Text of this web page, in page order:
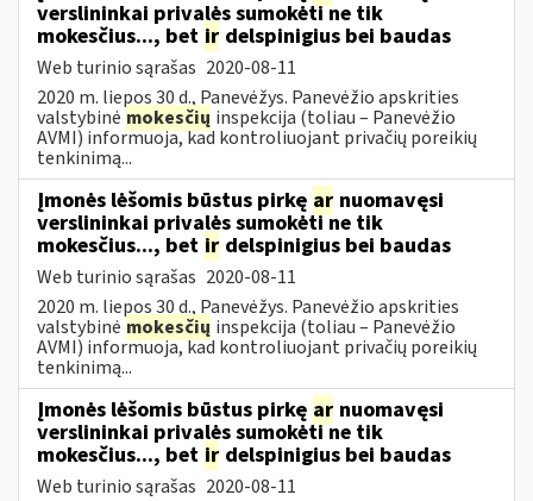
verslininkai privalės sumokėti ne tik
mokesčius..., bet ir delspinigius bei baudas
Web turinio sąrašas 2020-08-11
2020 m. liepos 30 d., Panevėžys. Panevėžio apskrities
valstybinė mokesčių inspekcija (toliau – Panevėžio
AVMI) informuoja, kad kontroliuojant privačių poreikių
tenkinimą...
Įmonės lėšomis būstus pirkę ar nuomavęsi
verslininkai privalės sumokėti ne tik
mokesčius..., bet ir delspinigius bei baudas
Web turinio sąrašas 2020-08-11
2020 m. liepos 30 d., Panevėžys. Panevėžio apskrities
valstybinė mokesčių inspekcija (toliau – Panevėžio
AVMI) informuoja, kad kontroliuojant privačių poreikių
tenkinimą...
Įmonės lėšomis būstus pirkę ar nuomavęsi
verslininkai privalės sumokėti ne tik
mokesčius..., bet ir delspinigius bei baudas
Web turinio sąrašas 2020-08-11